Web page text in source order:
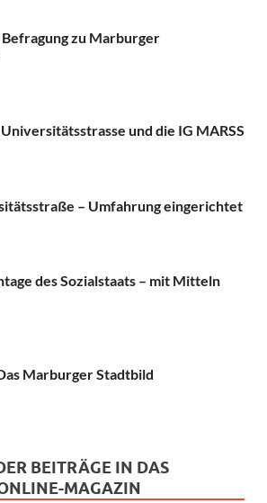
Befragung zu Marburger
und die IG MARSS
­– Umfahrung eingerichtet
des Sozialstaats – mit Mitteln
Marburger Stadtbild
BEITRÄGE IN DAS
MAGAZIN